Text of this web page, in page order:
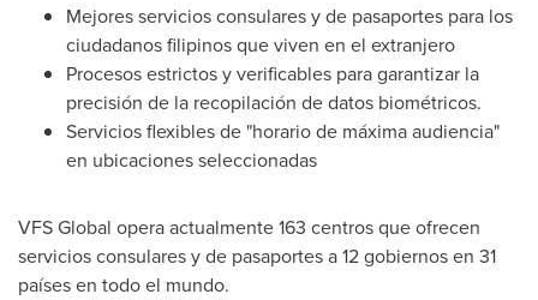
Mejores servicios consulares y de pasaportes para los
ciudadanos filipinos que viven en el extranjero
Procesos estrictos y verificables para garantizar la
precisión de la recopilación de datos biométricos.
Servicios flexibles de "horario de máxima audiencia"
en ubicaciones seleccionadas
VFS Global opera actualmente 163 centros que ofrecen
servicios consulares y de pasaportes a 12 gobiernos en 31
países en todo el mundo.